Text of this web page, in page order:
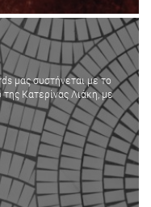
μας συστήνεται με το
Κατερίνας Λιάκη, με